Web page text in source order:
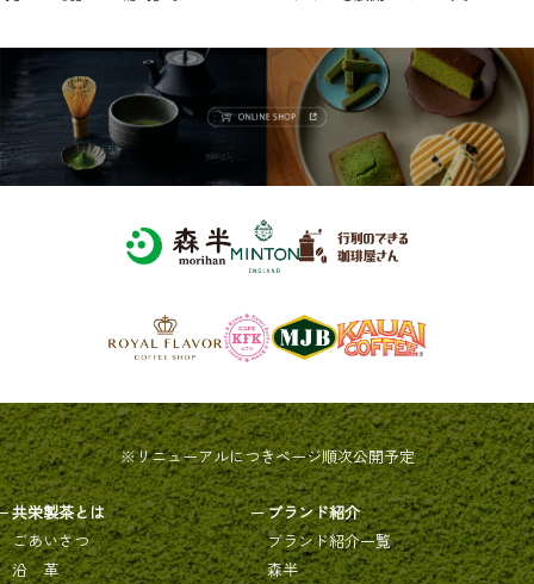
※リニューアルにつきページ順次公開予定
共栄製茶とは
ごあいさつ
沿 革
ブランド紹介
ブランド紹介一覧
森半